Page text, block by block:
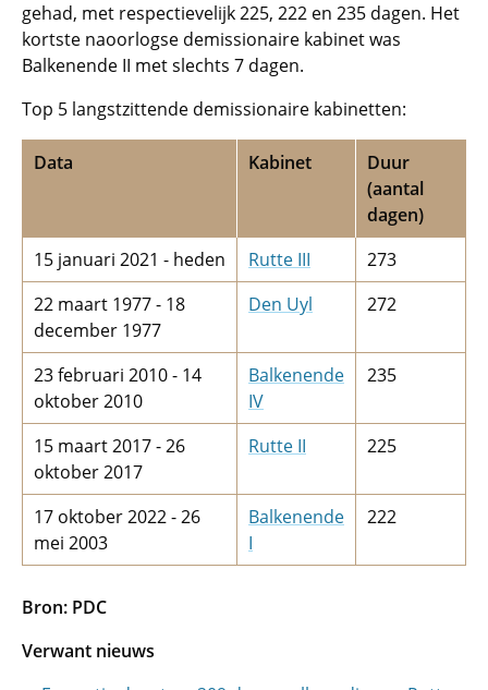
gehad, met respectievelijk 225, 222 en 235 dagen. Het
kortste naoorlogse demissionaire kabinet was
Balkenende II met slechts 7 dagen.
Top 5 langstzittende demissionaire kabinetten:
Data Kabinet
Duur
(aantal
dagen)
15 januari 2021 - heden
Rutte III
273
22 maart 1977 - 18
december 1977
Den Uyl 272
23 februari 2010 - 14
oktober 2010
Balkenende
IV
235
15 maart 2017 - 26
oktober 2017
Rutte II 225
17 oktober 2022 - 26
mei 2003
Balkenende
I
222
Bron: PDC
Verwant nieuws